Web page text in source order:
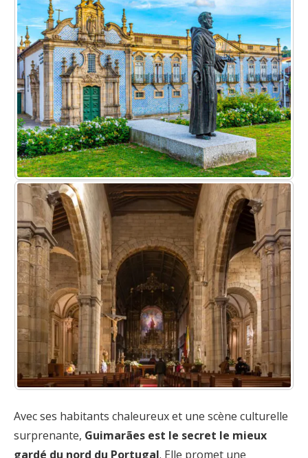
Avec ses habitants chaleureux et une scène culturelle
surprenante, Guimarães est le secret le mieux
gardé du nord du Portugal. Elle promet une